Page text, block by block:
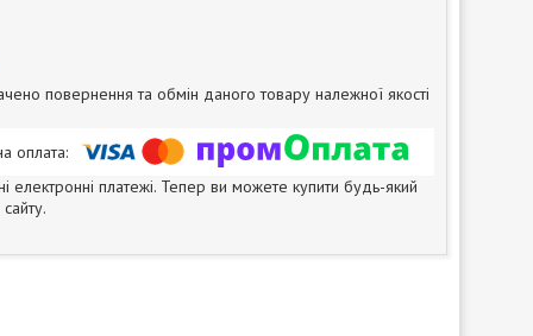
повернення та обмін даного товару належної якості
електронні платежі. Тепер ви можете купити будь-який